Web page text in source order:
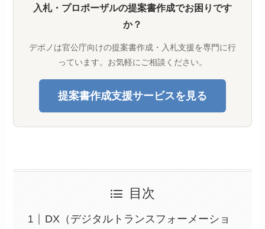
入札・プロポーザルの提案書作成でお困りです
か？
デボノは官公庁向けの提案書作成・入札支援を専門に行
っています。お気軽にご相談ください。
提案書作成支援サービスを見る
目次
DX（デジタルトランスフォーメーショ